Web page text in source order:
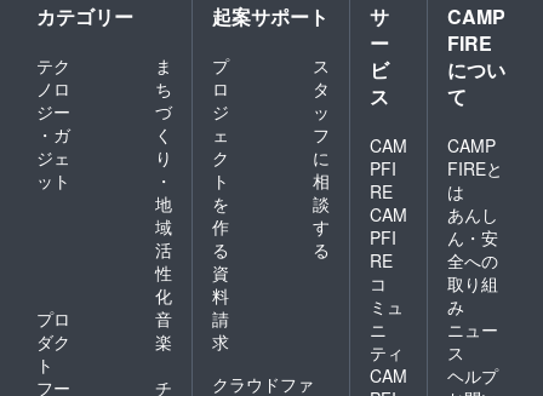
カテゴリー
テク
ノロ
ジー
・ガ
ジェ
ット
ま
ち
づ
く
り
・
地
域
活
性
化
プロ
ダク
ト
音
楽
フー
チ
起案サポート
プ
ロ
ジ
ェ
ク
ト
を
作
る
ス
タ
ッ
フ
に
相
談
す
る
資
料
請
求
クラウドファ
サ
ー
ビ
ス
CAM
PFI
RE
CAM
PFI
RE
コ
ミュ
ニ
ティ
CAM
CAMP
FIRE
につい
て
CAMP
FIREと
は
あんし
ん・安
全への
取り組
み
ニュー
ス
ヘルプ